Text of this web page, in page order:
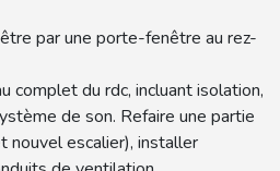
par une porte-fenêtre au rez-
complet du rdc, incluant isolation,
de son. Refaire une partie
nouvel escalier), installer